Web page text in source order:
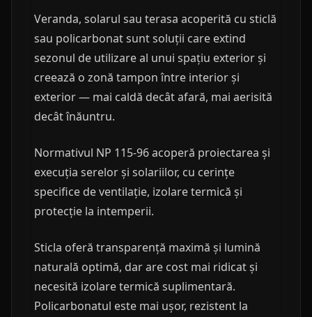
Veranda, solarul sau terasa acoperită cu sticlă
sau policarbonat sunt soluții care extind
sezonul de utilizare al unui spațiu exterior și
creează o zonă tampon între interior și
exterior — mai caldă decât afară, mai aerisită
decât înăuntru.
Normativul NP 115-96 acoperă proiectarea și
execuția serelor și solariilor, cu cerințe
specifice de ventilație, izolare termică și
protecție la intemperii.
Sticla oferă transparență maximă și lumină
naturală optimă, dar are cost mai ridicat și
necesită izolare termică suplimentară.
Policarbonatul este mai ușor, rezistent la